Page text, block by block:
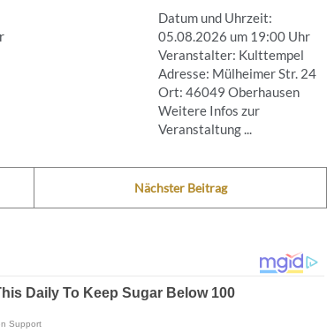
Datum und Uhrzeit:
05.08.2026 um 19:00 Uhr
Veranstalter: Kulttempel
Adresse: Mülheimer Str. 24
Ort: 46049 Oberhausen
Weitere Infos zur
Veranstaltung ...
Nächster Beitrag